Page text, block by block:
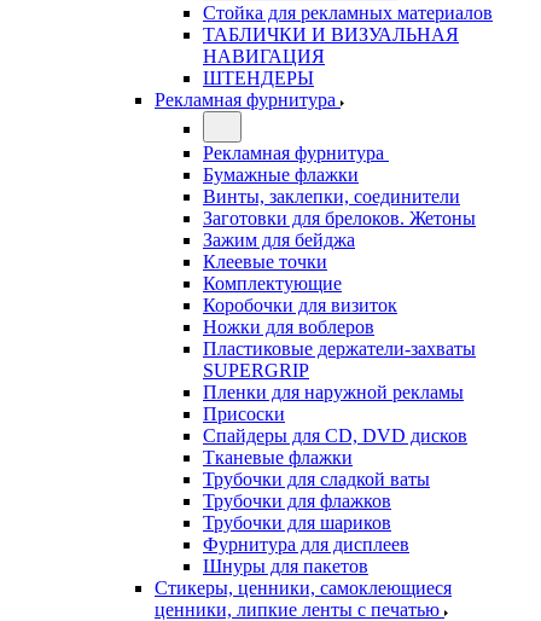
Стойка для рекламных материалов
ТАБЛИЧКИ И ВИЗУАЛЬНАЯ
НАВИГАЦИЯ
ШТЕНДЕРЫ
Рекламная фурнитура
Рекламная фурнитура
Бумажные флажки
Винты, заклепки, соединители
Заготовки для брелоков. Жетоны
Зажим для бейджа
Клеевые точки
Комплектующие
Коробочки для визиток
Ножки для воблеров
Пластиковые держатели-захваты
SUPERGRIP
Пленки для наружной рекламы
Присоски
Спайдеры для CD, DVD дисков
Тканевые флажки
Трубочки для сладкой ваты
Трубочки для флажков
Трубочки для шариков
Фурнитура для дисплеев
Шнуры для пакетов
Стикеры, ценники, самоклеющиеся
ценники, липкие ленты с печатью